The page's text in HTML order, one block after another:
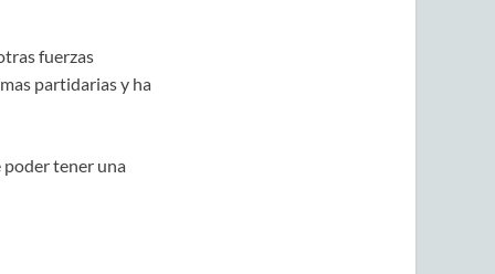
fuerzas
partidarias y ha
poder tener una